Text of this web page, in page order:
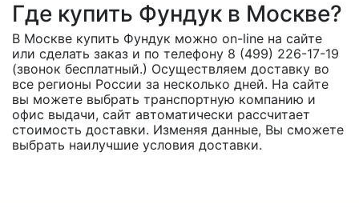
Где купить Фундук в Москве?
В Москве купить Фундук можно on-line на сайте
или сделать заказ и по телефону 8 (499) 226-17-19
(звонок бесплатный.) Осуществляем доставку во
все регионы России за несколько дней. На сайте
вы можете выбрать транспортную компанию и
офис выдачи, сайт автоматически рассчитает
стоимость доставки. Изменяя данные, Вы сможете
выбрать наилучшие условия доставки.